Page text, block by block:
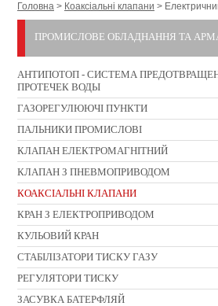
Головна > Коаксіальні клапани >
ПРОМИСЛОВЕ ОБЛАДНАННЯ ТА
АНТИПОТОП - СИСТЕМА
ПРОТЕЧЕК ВОДЫ
ГАЗОРЕГУЛЮЮЧІ ПУНКТИ
ПАЛЬНИКИ ПРОМИСЛОВІ
КЛАПАН ЕЛЕКТРОМАГНІТНИЙ
КЛАПАН З ПНЕВМОПРИВОДОМ
КОАКСІАЛЬНІ КЛАПАНИ
КРАН З ЕЛЕКТРОПРИВОДОМ
КУЛЬОВИЙ КРАН
СТАБІЛІЗАТОРИ ТИСКУ ГАЗУ
РЕГУЛЯТОРИ ТИСКУ
ЗАСУВКА БАТЕРФЛЯЙ